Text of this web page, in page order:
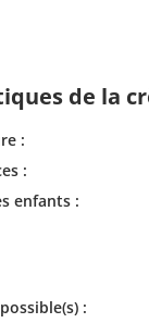
de la
:
:
enfants :
: